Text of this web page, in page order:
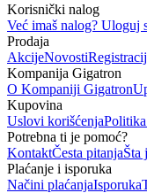
Korisnički nalog
Već imaš nalog? Uloguj
Prodaja
AkcijeNovosti
Kompanija Gigatron
O Kompaniji Gigatron
Kupovina
Uslovi korišćenja
Potrebna ti je pomoć?
KontaktČesta pitanjaŠta
Plaćanje i isporuka
Načini plaćanjaIsporuka